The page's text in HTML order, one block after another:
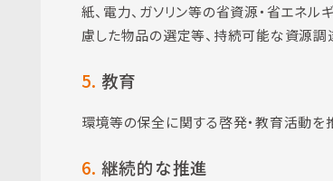
紙、電力、ガソリン等の省資源・省エネル
慮した物品の選定等、持続可能な資源調
5. 教育
環境等の保全に関する啓発・教育活動を
6. 継続的な推進